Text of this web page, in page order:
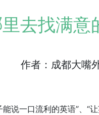
去找满意
作者：成都大嘴
能说一口流利的英语”、